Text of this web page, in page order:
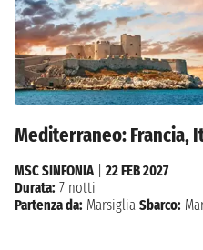
Mediterraneo: Francia,
MSC SINFONIA| 22 FEB 2027
Durata: 7 notti
Partenza da: Marsiglia Sbarco: